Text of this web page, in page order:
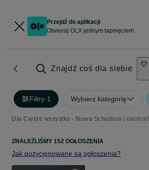
Przejdź do aplikacji
Otwieraj OLX jednym tapnięciem
Znajdź coś dla siebie
Filtry·1 Wybierz kategorię
Dla Ciebie wszystko - Nowa Schodnia i okolice!
ZNALEŹLIŚMY 152 OGŁOSZENIA
Jak pozycjonowane są ogłoszenia?